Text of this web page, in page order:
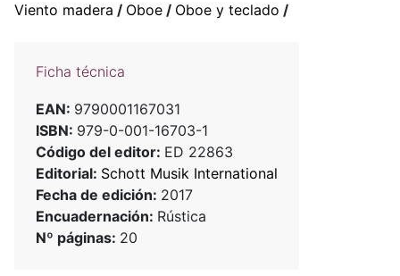
Viento madera / Oboe / Oboe y teclado /
Ficha técnica
EAN: 9790001167031
ISBN: 979-0-001-16703-1
Código del editor: ED 22863
Editorial: Schott Musik International
Fecha de edición: 2017
Encuadernación: Rústica
Nº páginas: 20